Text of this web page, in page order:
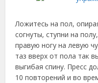
Ложитесь на пол,
согнуты, ступни на
правую ногу на левую
таз вверх от пола так
выгибая спину. Пресс
10 повторений и во